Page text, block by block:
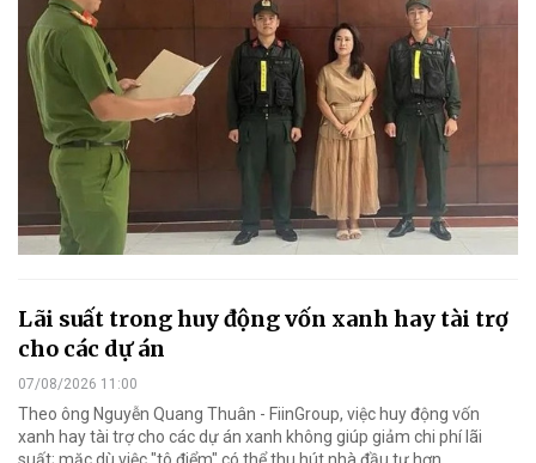
Lãi suất trong huy động vốn xanh hay tài trợ
cho các dự án
07/08/2026 11:00
Theo ông Nguyễn Quang Thuân - FiinGroup, việc huy động vốn
xanh hay tài trợ cho các dự án xanh không giúp giảm chi phí lãi